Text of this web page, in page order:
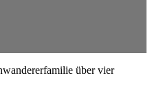
über vier